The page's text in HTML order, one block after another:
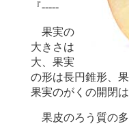
『-----
果実の
大きさは
大、果実
の形は長円錐形、
果実のがくの開閉は
果皮のろう質の